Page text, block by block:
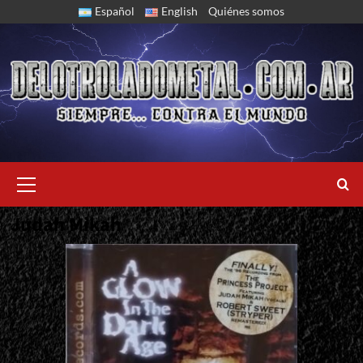
Español English Quiénes somos
Menu
Judah Mikah